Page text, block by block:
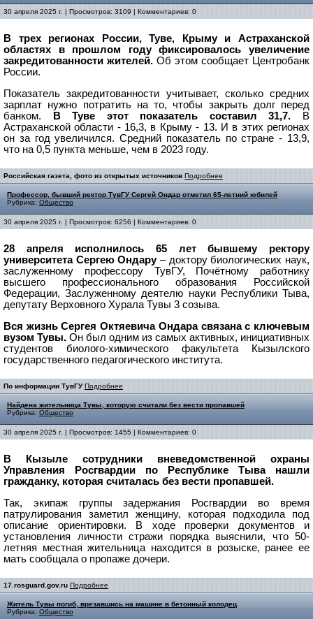
30 апреля 2025 г. | Просмотров: 3109 | Комментариев: 0
В трех регионах России, Туве, Крыму и Астраханской
областях в прошлом году фиксировалось увеличение
закредитованности жителей. Об этом сообщает Центробанк
России.
Показатель закредитованности учитывает, сколько средних
зарплат нужно потратить на то, чтобы закрыть долг перед
банком.
В Туве этот показатель составил 31,7. В
Астраханской области - 16,3, в Крыму - 13. И в этих регионах
он за год увеличился. Средний показатель по стране - 13,9,
что на 0,5 пункта меньше, чем в 2023 году.
Российская газета, фото из открытых источников Подробнее
Профессор, бывший ректор ТувГУ Сергей Ондар отметил 65-летний юбилей
Рубрика: Общество
30 апреля 2025 г. | Просмотров: 6256 | Комментариев: 0
28 апреля исполнилось 65 лет бывшему ректору
университета Сергею Ондару– доктору биологических наук,
заслуженному профессору ТувГУ, Почётному работнику
высшего профессионального образования Российской
Федерации, Заслуженному деятелю науки Республики Тыва,
депутату Верховного Хурала Тувы 3 созыва.
Вся жизнь Сергея Октяевича Ондара связана с ключевым
вузом Тувы. Он был одним из самых активных, инициативных
студентов биолого-химического факультета Кызылского
государственного педагогического института.
По информации ТувГУ Подробнее
Найдена жительница Тувы, которую считали без вести пропавшей
Рубрика: Общество
30 апреля 2025 г. | Просмотров: 1455 | Комментариев: 0
В Кызыле сотрудники вневедомственной охраны
Управления Росгвардии по Республике Тыва нашли
гражданку, которая считалась без вести пропавшей.
Так, экипаж группы задержания Росгвардии во время
патрулирования заметил женщину, которая подходила под
описание ориентировки. В ходе проверки документов и
установления личности стражи порядка выяснили, что 50-
летняя местная жительница находится в розыске, ранее ее
мать сообщала о пропаже дочери.
17.rosguard.gov.ru Подробнее
Житель Тувы погиб, врезавшись на машине в бетонный колодец
Рубрика: Общество